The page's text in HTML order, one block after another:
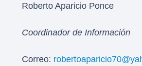
Roberto Aparicio Ponce
Coordinador de Información
Correo: